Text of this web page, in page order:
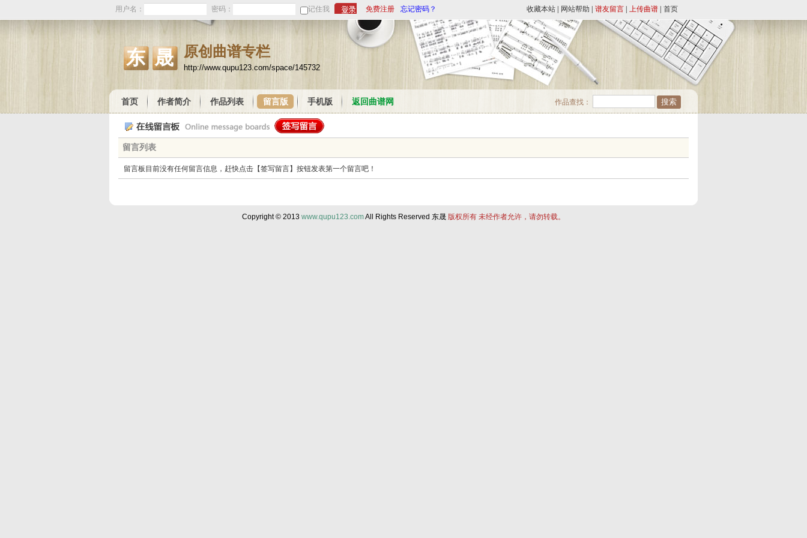
用户名： 密码： 记住我 免费注册 忘记密码？ 收藏本站 网站帮助 谱友留言 上传曲谱 首页
东晟 原创曲谱专栏
http://www.qupu123.com/space/145732
作品查找：
首页 作者简介 作品列表 留言版 手机版 返回曲谱网
留言列表
留言板目前没有任何留言信息，赶快点击【签写留言】按钮发表第一个留言吧！
Copyright © 2013 www.qupu123.comAll Rights Reserved 东晟 版权所有 未经作者允许，请勿转载。